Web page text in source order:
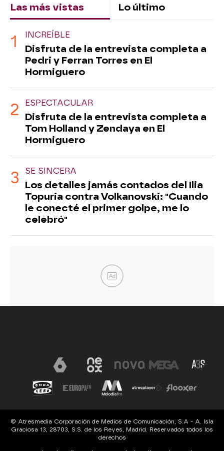
Las más vistas Lo último
INCREÍBLE
Disfruta de la entrevista completa a
Pedri y Ferran Torres en El
Hormiguero
ESPECTACULAR
Disfruta de la entrevista completa a
Tom Holland y Zendaya en El
Hormiguero
SE SINCERA
Los detalles jamás contados del Ilia
Topuria contra Volkanovski: "Cuando
le conecté el primer golpe, me lo
celebró"
Ad
© Atresmedia Corporación de Medios de Comunicación, S.A - A. Isla
Graciosa 13, 28703, S.S. de los Reyes, Madrid. Reservados todos los
derechos